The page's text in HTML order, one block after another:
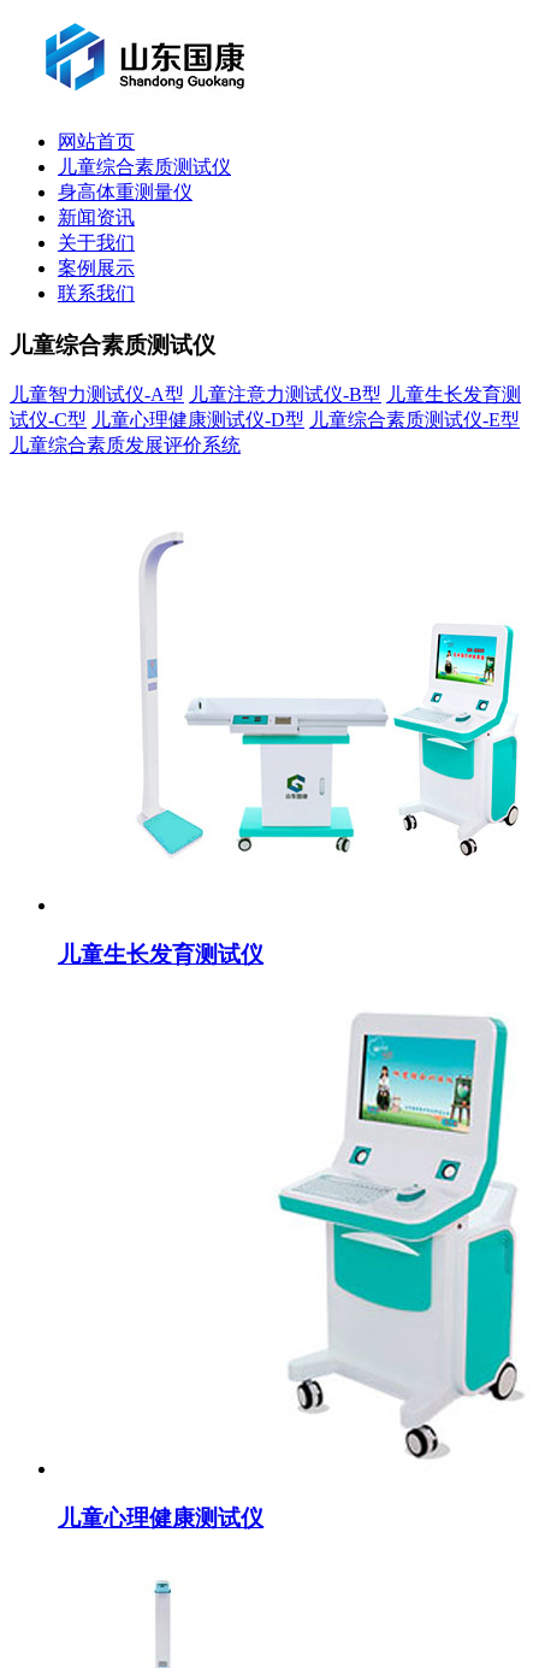
网站首页
儿童综合素质测试仪
身高体重测量仪
新闻资讯
关于我们
案例展示
联系我们
儿童综合素质测试仪
儿童智力测试仪-A型 儿童注意力测试仪-B型 儿童生长发育测
试仪-C型 儿童心理健康测试仪-D型 儿童综合素质测试仪-E型
儿童综合素质发展评价系统
儿童生长发育测试仪
儿童心理健康测试仪